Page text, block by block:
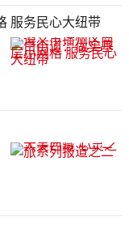
服务民心大纽带